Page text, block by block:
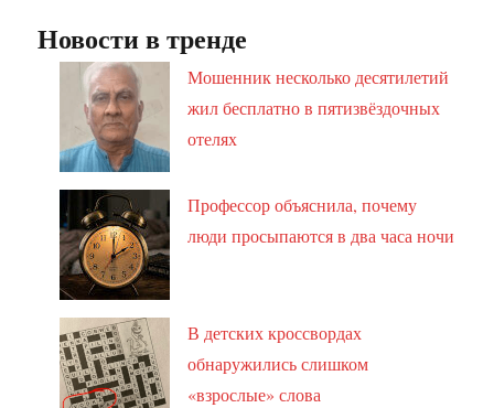
Новости в тренде
Мошенник несколько десятилетий
жил бесплатно в пятизвёздочных
отелях
Профессор объяснила, почему
люди просыпаются в два часа ночи
В детских кроссвордах
обнаружились слишком
«взрослые» слова